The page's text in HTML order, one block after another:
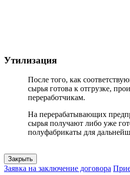
Утилизация
После того, как
сырья готова к отгрузке,
переработчикам.
На перерабатывающих
сырья получают либо уже
полуфабрикаты для
Закрыть
Заявка на заключение договора